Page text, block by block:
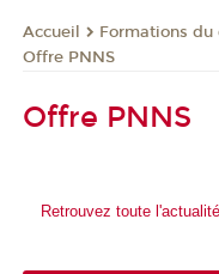
Accueil Formations du
Offre PNNS
Offre PNNS
Retrouvez toute